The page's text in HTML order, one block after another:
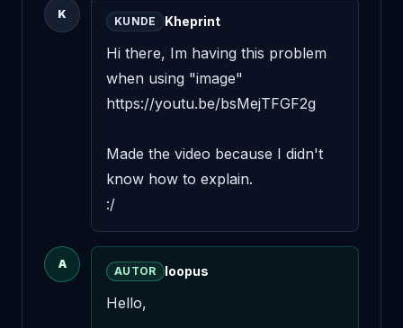
K
KUNDE Kheprint
Hi there, Im having this problem
when using "image"
https://youtu.be/bsMejTFGF2g
Made the video because I didn't
know how to explain.
:/
A
AUTOR loopus
Hello,